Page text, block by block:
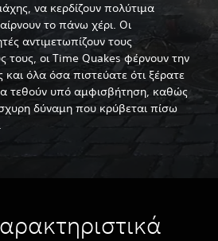
να κερδίζουν πολύτιμα
το πάνω χέρι. Οι
αντιμετωπίζουν τους
τους, οι Time Quakes φέρνουν την
όλα όσα πιστεύατε ότι ξέρατε
τεθούν υπό αμφισβήτηση, καθώς
δύναμη που κρύβεται πίσω